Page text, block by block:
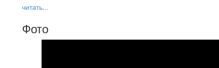
читать...
Фото